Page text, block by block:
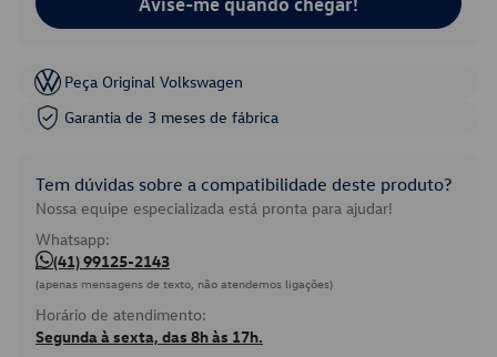
Peça Original Volkswagen
Garantia de 3 meses de fábrica
Tem dúvidas sobre a compatibilidade deste produto?
Nossa equipe especializada está pronta para ajudar!
Whatsapp:
(41) 99125-2143
(apenas mensagens de texto, não atendemos ligações)
Horário de atendimento:
Segunda à sexta, das 8h às 17h.